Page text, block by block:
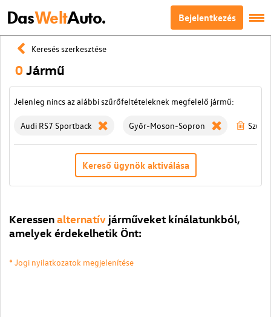
DasWeltAuto. Bejelentkezés
Keresés szerkesztése
0Jármű
Jelenleg nincs az alábbi szűrőfeltételeknek megfelelő jármű:
Audi RS7 Sportback Győr-Moson-Sopron
Kereső ügynök aktiválása
Keressenalternatív járműveket kínálatunkból,
amelyek érdekelhetik Önt:
* Jogi nyilatkozatok megjelenítése